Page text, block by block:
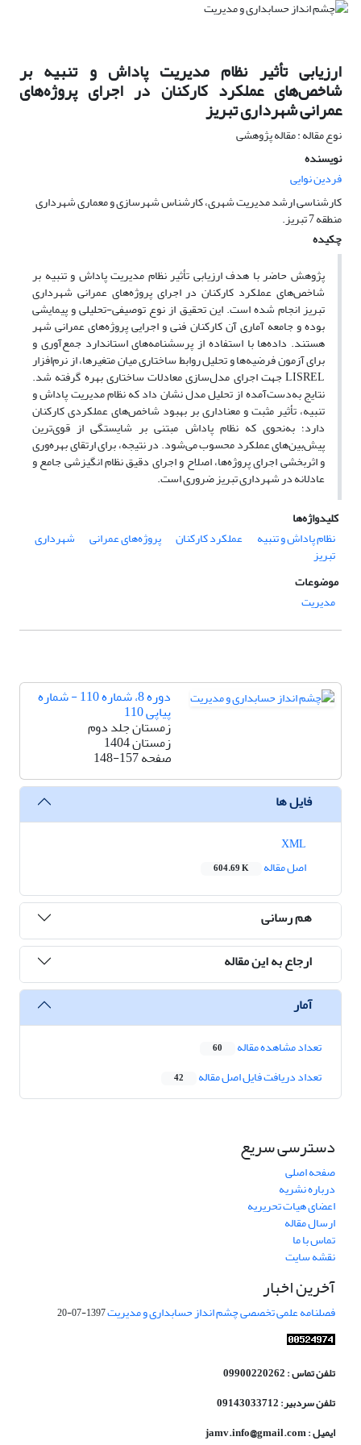
ارزیابی تأثیر نظام مدیریت پاداش و تنبیه بر
شاخص‌های عملکرد کارکنان در اجرای پروژه‌های
عمرانی شهرداری تبریز
نوع مقاله : مقاله پژوهشی
نویسنده
فردین نوایی
کارشناسی ارشد مدیریت شهری، کارشناس شهرسازی و معماری شهرداری
منطقه 7 تبریز.
چکیده
پژوهش حاضر با هدف ارزیابی تأثیر نظام مدیریت پاداش و تنبیه بر
شاخص‌های عملکرد کارکنان در اجرای پروژه‌های عمرانی شهرداری
تبریز انجام شده است. این تحقیق از نوع توصیفی-تحلیلی و پیمایشی
بوده و جامعه آماری آن کارکنان فنی و اجرایی پروژه‌های عمرانی شهر
هستند. داده‌ها با استفاده از پرسشنامه‌های استاندارد جمع‌آوری و
برای آزمون فرضیه‌ها و تحلیل روابط ساختاری میان متغیرها، از نرم‌افزار
LISREL جهت اجرای مدل‌سازی معادلات ساختاری بهره گرفته شد.
نتایج به‌دست‌آمده از تحلیل مدل نشان داد که نظام مدیریت پاداش و
تنبیه، تأثیر مثبت و معناداری بر بهبود شاخص‌های عملکردی کارکنان
دارد؛ به‌نحوی که نظام پاداش مبتنی بر شایستگی از قوی‌ترین
پیش‌بین‌های عملکرد محسوب می‌شود. در نتیجه، برای ارتقای بهره‌وری
و اثربخشی اجرای پروژه‌ها، اصلاح و اجرای دقیق نظام انگیزشی جامع و
عادلانه در شهرداری تبریز ضروری است.
کلیدواژه‌ها
نظام پاداش و تنبیه
عملکرد کارکنان پروژه‌های عمرانی شهرداری
تبریز
موضوعات
مدیریت
دوره 8، شماره 110 - شماره
پیاپی 110
زمستان جلد دوم
زمستان 1404
صفحه148-157
فایل ها
اصل مقاله
604.69 K
هم رسانی
ارجاع به این مقاله
آمار
تعداد مشاهده مقاله 60
تعداد دریافت فایل اصل مقاله 42
دسترسی سریع
صفحه اصلی
درباره نشریه
اعضای هیات تحریریه
ارسال مقاله
تماس با ما
نقشه سایت
آخرین اخبار
فصلنامه علمی تخصصی چشم انداز حسابداری و مدیریت1397-07-20
تلفن تماس : 09900220262
تلفن سردبیر: 09143033712
ایمیل : jamv.info@gmail.com